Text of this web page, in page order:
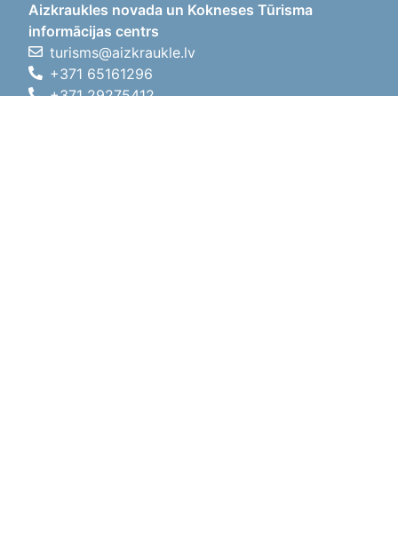
Aizkraukles novada un Kokneses Tūrisma
informācijas centrs
turisms@aizkraukle.lv
+371 65161296
+371 29275412